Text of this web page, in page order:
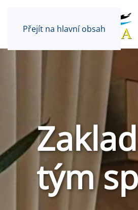
Přejít na hlavní obsah
tým